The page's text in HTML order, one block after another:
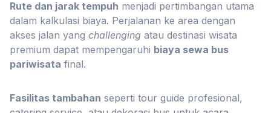
Rute dan jarak tempuh menjadi pertimbangan utama
dalam kalkulasi biaya. Perjalanan ke area dengan
akses jalan yang challenging atau destinasi wisata
premium dapat mempengaruhi biaya sewa bus
pariwisata final.
Fasilitas tambahan seperti tour guide profesional,